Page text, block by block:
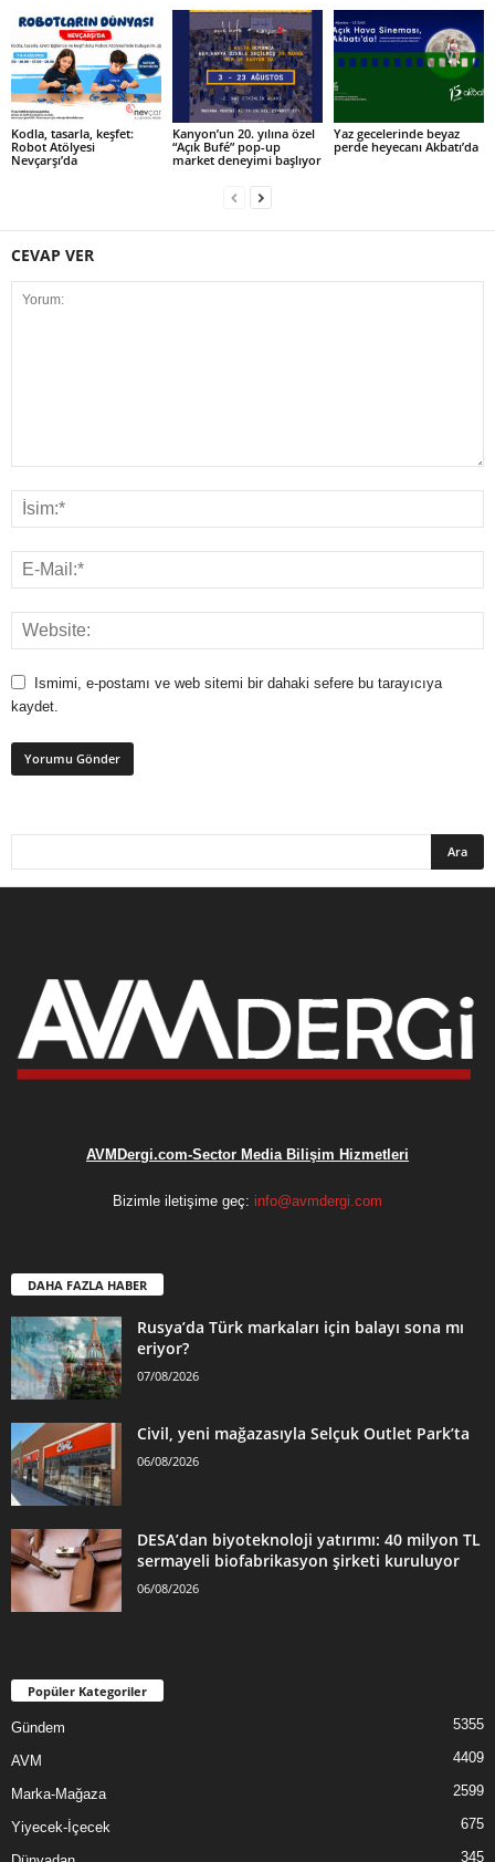
Kodla, tasarla, keşfet:
Robot Atölyesi
Nevçarşı’da
Kanyon’un 20. yılına özel
“Açık Bufé” pop-up
market deneyimi başlıyor
Yaz gecelerinde beyaz
perde heyecanı Akbatı’da
CEVAP VER
Ismimi, e-postamı ve web sitemi bir dahaki sefere bu tarayıcıya
kaydet.
AVMDergi.com-Sector Media Bilişim Hizmetleri
Bizimle iletişime geç: info@avmdergi.com
DAHA FAZLA HABER
Rusya’da Türk markaları için balayı sona mı
eriyor?
07/08/2026
Civil, yeni mağazasıyla Selçuk Outlet Park’ta
06/08/2026
DESA’dan biyoteknoloji yatırımı: 40 milyon TL
sermayeli biofabrikasyon şirketi kuruluyor
06/08/2026
Popüler Kategoriler
Gündem 5355
AVM 4409
Marka-Mağaza 2599
Yiyecek-İçecek 675
345